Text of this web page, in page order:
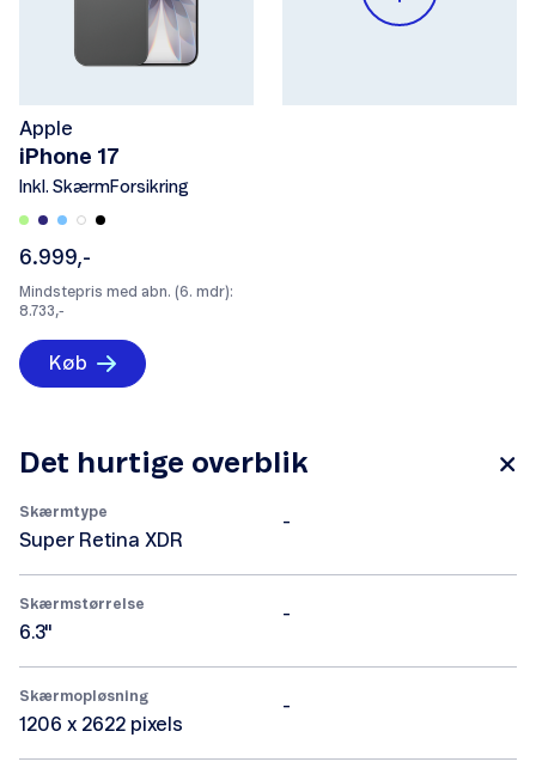
Apple
iPhone 17
Inkl. SkærmForsikring
6.999,-
Mindstepris med abn. (6. mdr):
8.733,-
Køb
Det hurtige overblik
Skærmtype
Super Retina XDR
-
Skærmstørrelse
6.3"
-
Skærmopløsning
1206 x 2622 pixels
-